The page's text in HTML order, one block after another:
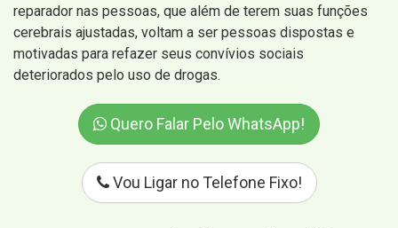
reparador nas pessoas, que além de terem suas funções
cerebrais ajustadas, voltam a ser pessoas dispostas e
motivadas para refazer seus convívios sociais
deteriorados pelo uso de drogas.
Quero Falar Pelo WhatsApp!
Vou Ligar no Telefone Fixo!